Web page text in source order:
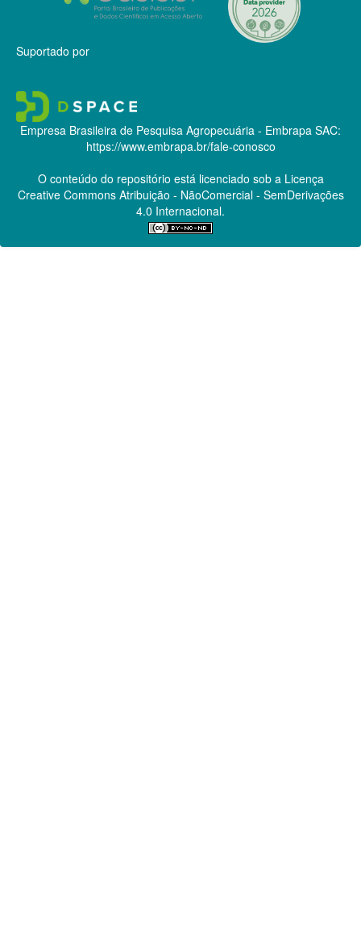
Suportado por
Empresa Brasileira de Pesquisa Agropecuária - Embrapa SAC:
https://www.embrapa.br/fale-conosco
O conteúdo do repositório está licenciado sob a Licença
Creative CommonsAtribuição - NãoComercial - SemDerivações
4.0 Internacional.